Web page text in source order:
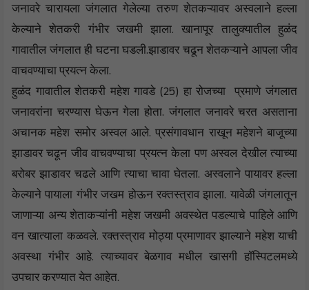
जनावरे चारायला जंगलात गेलेल्या तरुण शेतकऱ्यावर अस्वलाने हल्ला
केल्याने शेतकरी गंभीर जखमी झाला. खानापूर तालुक्यातील हुळंद
गावातील जंगलात ही घटना घडली.झाडावर चढून शेतकऱ्याने आपला जीव
वाचवण्याचा प्रयत्न केला.
हुळंद गावातील शेतकरी महेश गावडे (25) हा रोजच्या प्रमाणे जंगलात
जनावरांना चरण्यास घेऊन गेला होता. जंगलात जनावरे चरत असताना
अचानक महेश समोर अस्वल आले. प्रसंगावधान राखून महेशने बाजूच्या
झाडावर चढून जीव वाचवण्याचा प्रयत्न केला पण अस्वल देखील त्याच्या
बरोबर झाडावर चढले आणि त्याचा चावा घेतला. अस्वलाने पायावर हल्ला
केल्याने पायाला गंभीर जखम होऊन रक्तस्त्राव झाला. यावेळी जंगलातून
जाणाऱ्या अन्य शेताकऱ्यांनी महेश जखमी अवस्थेत पडल्याचे पाहिले आणि
वन खात्याला कळवले. रक्तस्त्राव मोठ्या प्रमाणावर झाल्याने महेश याची
अवस्था गंभीर आहे. त्याच्यावर बेळगाव मधील खासगी हॉस्पिटलमध्ये
उपचार करण्यात येत आहेत.